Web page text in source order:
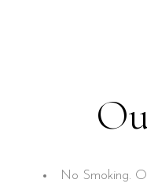
No Smoking.